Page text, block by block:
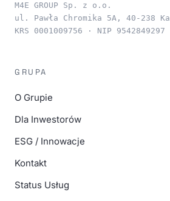
M4E GROUP Sp. z o.o.
ul. Pawła Chromika 5A, 40-238
KRS 0001009756 · NIP 9542849297
GRUPA
O Grupie
Dla Inwestorów
ESG / Innowacje
Kontakt
Status Usług